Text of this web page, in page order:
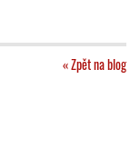
« Zpět na blog